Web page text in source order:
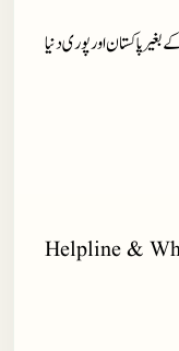
پاکستان اور پوری دنیا
Helpline &